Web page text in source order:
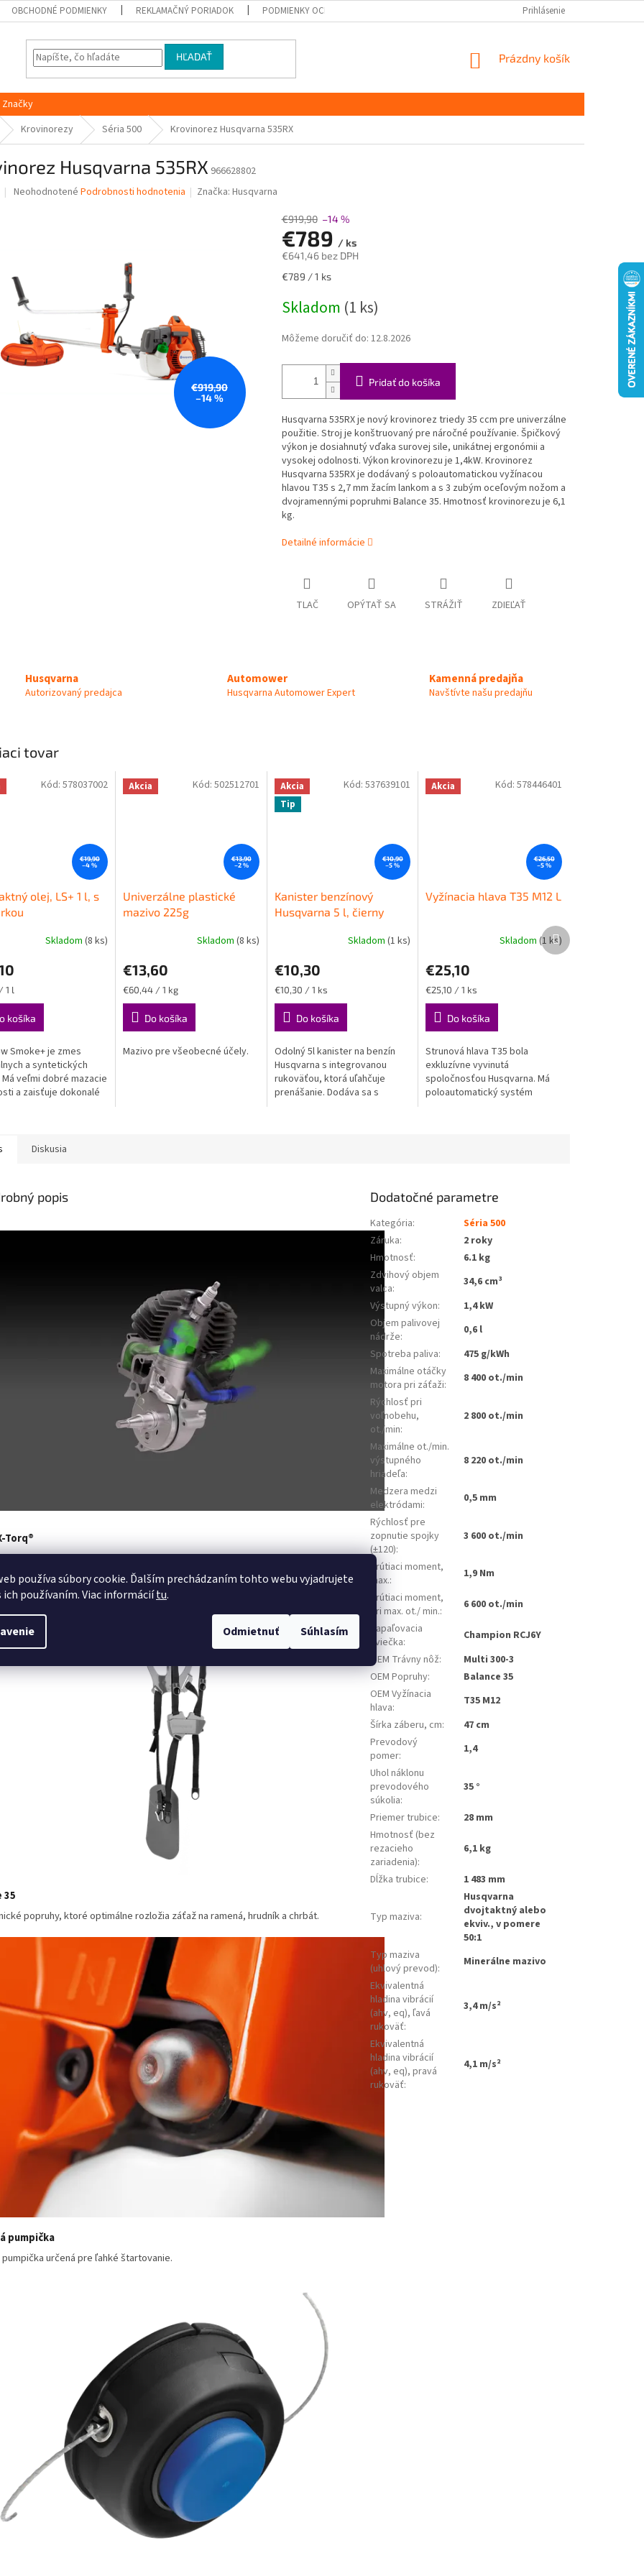
používa súbory cookie. Ďalším prechádzaním tohto webu vyjadrujete
ich používaním. Viac informáciítu.
Odmietnuť Súhlasím
OBCHODNÉ PODMIENKY REKLAMAČNÝ PORIADOK PODMIENKY OCHRANY OSOBNÝCH ÚDAJOV DOPRAVA A PLATBAPrihlásenie
HĽADAŤ
NÁKUPNÝ
Prázdny košík
Značky
Krovinorezy Séria 500 Krovinorez Husqvarna 535RX
Husqvarna 535RX 966628802
Priemerné
5
hviezdičiek.
Neohodnotené Podrobnosti hodnotenia Značka:Husqvarna
€919,90
–14 %
€919,90 –14 %
€789 / ks
€641,46 bez DPH
Jednotková
€789 / 1 ks
Skladom (1 ks)
Môžeme doručiť do: 12.8.2026
Pridať do košíka
Husqvarna 535RX je nový krovinorez triedy 35 ccm pre univerzálne
použitie. Stroj je konštruovaný pre náročné používanie. Špičkový
výkon je dosiahnutý vďaka surovej sile, unikátnej ergonómii a
vysokej odolnosti. Výkon krovinorezu je 1,4kW. Krovinorez
Husqvarna 535RX je dodávaný s poloautomatickou vyžínacou
hlavou T35 s 2,7 mm žacím lankom a s 3 zubým oceľovým nožom a
dvojramennými popruhmi Balance 35. Hmotnosť krovinorezu je 6,1
kg.
Detailné informácie
TLAČ OPÝTAŤ SA STRÁŽIŤ ZDIEĽAŤ
Husqvarna
Autorizovaný predajca
Automower
Husqvarna Automower Expert
Kamenná predajňa
Navštívte našu predajňu
tovar
€19,90
–4 %
olej, LS+ 1 l, s
Skladom (8 ks)
1 l
košíka
Smoke+ je zmes
a syntetických
veľmi dobré mazacie
a zaisťuje dokonalé
Kód: 578037002 Akcia
€13,90
–2 %
Univerzálne plastické
mazivo 225g
Skladom (8 ks)
€13,60
Jednotková
cena:
€60,44 / 1 kg
Do košíka
Mazivo pre všeobecné účely.
Kód: 502512701
Akcia
Tip
€10,90
–5 %
Kanister benzínový
Husqvarna 5 l, čierny
Skladom(1 ks)
€10,30
Jednotková
cena:
€10,30 / 1 ks
Do košíka
Odolný 5l kanister na benzín
Husqvarna s integrovanou
rukoväťou, ktorá uľahčuje
prenášanie. Dodáva sa s
Kód:537639101 Akcia
€26,50
–5 %
Vyžínacia hlava T35 M12 L
Skladom (1 ks)
€25,10
Jednotková
cena:
€25,10 / 1 ks
Do košíka
Strunová hlava T35 bola
exkluzívne vyvinutá
spoločnosťou Husqvarna. Má
poloautomatický systém
Kód: 578446401
Ďalší
produkt
Diskusia
popis
Torq®
X-TORQ® poskytujú skvelý výkon a krútiaci moment vďaka vysoko účinnému
35
popruhy, ktoré optimálne rozložia záťaž na ramená, hrudník a chrbát.
pumpička
pumpička určená pre ľahké štartovanie.
Dodatočné parametre
Kategória:
Séria 500
Záruka:
2 roky
Hmotnosť:
6.1 kg
Zdvihový objem
valca:
34,6 cm³
Výstupný výkon:
1,4 kW
Objem palivovej
nádrže:
0,6 l
Spotreba paliva:
475 g/kWh
Maximálne otáčky
motora pri záťaži:
8 400 ot./min
Rýchlosť pri
voľnobehu,
ot./min:
2 800 ot./min
Maximálne ot./min.
výstupného
hriadeľa:
8 220 ot./min
Medzera medzi
elektródami:
0,5 mm
Rýchlosť pre
zopnutie spojky
(±120):
3 600 ot./min
Krútiaci moment,
max.:
1,9 Nm
Krútiaci moment,
pri max. ot./ min.:
6 600 ot./min
Zapaľovacia
sviečka:
Champion RCJ6Y
OEM Trávny nôž:
Multi 300-3
OEM Popruhy:
Balance 35
OEM Vyžínacia
hlava:
T35 M12
Šírka záberu, cm:
47 cm
Prevodový
pomer:
1,4
Uhol náklonu
prevodového
súkolia:
35 °
Priemer trubice:
28 mm
Hmotnosť (bez
rezacieho
zariadenia):
6,1 kg
Dĺžka trubice: 1 483 mm
Typ maziva:
Husqvarna
dvojtaktný alebo
ekviv., v pomere
50:1
Typ maziva
(uhlový prevod):
Minerálne mazivo
Ekvivalentná
hladina vibrácií
(ahv, eq), ľavá
rukoväť:
3,4 m/s²
Ekvivalentná
hladina vibrácií
(ahv, eq), pravá
rukoväť:
4,1 m/s²